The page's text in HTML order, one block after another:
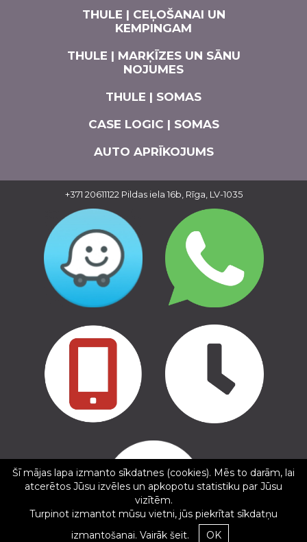
THULE | CEĻOŠANAI UN
KEMPINGAM
THULE | MARĶĪZES UN SĀNU
NOJUMES
THULE | SOMAS
CASE LOGIC | SOMAS
AUTO APRĪKOJUMS
Copyright © 2016 - 2026, SIA Corelem Group
Mājas lapas izstrāde WEBstyle.lv
+371 20611122Pildas iela 16b, Rīga, LV-1035
Maksim Sunyaev
5/5
29.04.2025
✕
Šī mājas lapa izmanto sīkdatnes (cookies). Mēs to darām, lai
atcerētos Jūsu izvēles un apkopotu statistiku par Jūsu
vizītēm.
Turpinot izmantot mūsu vietni, jūs piekrītat sīkdatņu
izmantošanai. Vairāk šeit. OK